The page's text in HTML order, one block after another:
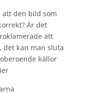
att den bild som
Är det
att
det kan man sluta
källor